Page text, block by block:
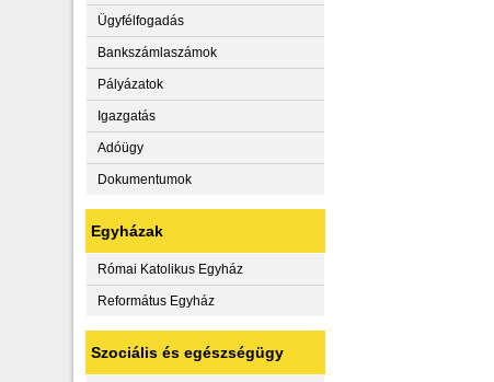
Ügyfélfogadás
Bankszámlaszámok
Pályázatok
Igazgatás
Adóügy
Dokumentumok
Egyházak
Római Katolikus Egyház
Református Egyház
Szociális és egészségügy